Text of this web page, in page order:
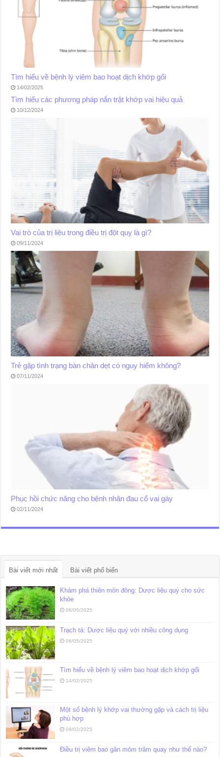
Tìm hiểu về bệnh lý viêm bao hoạt dịch khớp gối
14/02/2025
Tìm hiểu các phương pháp nắn trật khớp vai hiệu quả
10/12/2024
Vai trò của trị liệu trong điều trị đột quỵ là gì?
09/11/2024
Trẻ gặp tình trạng bàn chân dẹt có nguy hiểm không?
07/11/2024
Phục hồi chức năng cho bệnh nhân đau cổ vai gáy
02/11/2024
Bài viết mới nhất Bài viết phổ biến
Khám phá thiên môn đông: Dược liệu quý cho sức
khỏe
06/05/2025
Trạch tả: Dược liệu quý với nhiều công dụng
06/05/2025
Tìm hiểu về bệnh lý viêm bao hoạt dịch khớp gối
14/02/2025
Một số bệnh lý khớp vai thường gặp và cách trị liệu
phù hợp
09/02/2025
Điều trị viêm bao gân mỏm trâm quay như thế nào?